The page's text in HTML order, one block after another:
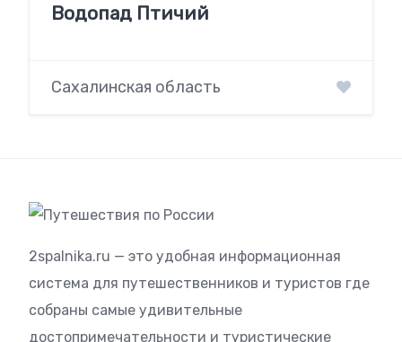
Водопад Птичий
Сахалинская область
2spalnika.ru — это удобная информационная
система для путешественников и туристов где
собраны самые удивительные
достопримечательности и туристические